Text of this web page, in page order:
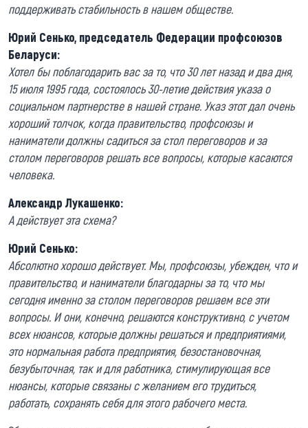
поддерживать стабильность в нашем обществе.
Юрий Сенько, председатель Федерации профсоюзов
Беларуси:
Хотел бы поблагодарить вас за то, что 30 лет назад и два дня,
15 июля 1995 года, состоялось 30-летие действия указа о
социальном партнерстве в нашей стране. Указ этот дал очень
хороший толчок, когда правительство, профсоюзы и
наниматели должны садиться за стол переговоров и за
столом переговоров решать все вопросы, которые касаются
человека.
Александр Лукашенко:
А действует эта схема?
Юрий Сенько:
Абсолютно хорошо действует. Мы, профсоюзы, убежден, что и
правительство, и наниматели благодарны за то, что мы
сегодня именно за столом переговоров решаем все эти
вопросы. И они, конечно, решаются конструктивно, с учетом
всех нюансов, которые должны решаться и предприятиями,
это нормальная работа предприятия, безостановочная,
безубыточная, так и для работника, стимулирующая все
нюансы, которые связаны с желанием его трудиться,
работать, сохранять себя для этого рабочего места.